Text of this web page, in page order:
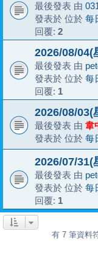
最後發表 由
發表於 位於 每
回覆: 2
2026/08/04(
最後發表 由
發表於 位於 每
回覆: 1
2026/08/03(
最後發表 由 韋
發表於 位於 每
2026/07/31(
最後發表 由
發表於 位於 每
回覆: 1
有 7 筆資料